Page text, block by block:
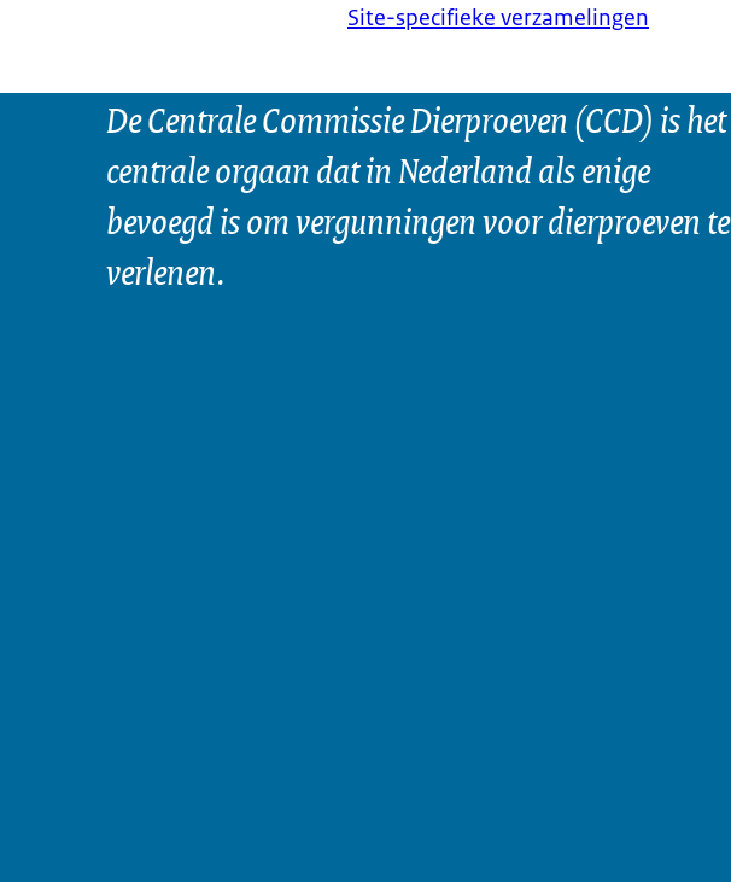
Site-specifieke verzamelingen
De Centrale Commissie Dierproeven (CCD) is het
centrale orgaan dat in Nederland als enige
bevoegd is om vergunningen voor dierproeven te
verlenen.